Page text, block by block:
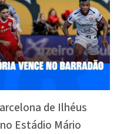
de Ilhéus
Estádio Mário